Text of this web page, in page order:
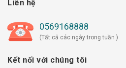
Liên hệ
0569168888
(Tất cả các ngày trong tuần )
Kết nối với chúng tôi